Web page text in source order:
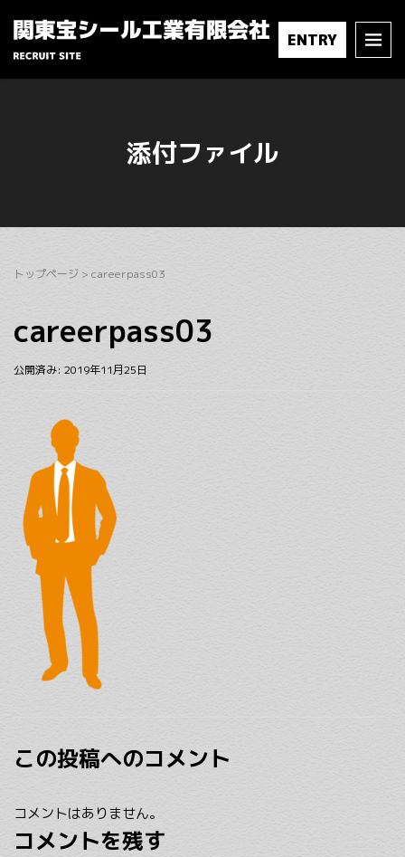
ENTRY
添付ファイル
トップページ > careerpass03
careerpass03
公開済み: 2019年11月25日
この投稿へのコメント
コメントはありません。
コメントを残す